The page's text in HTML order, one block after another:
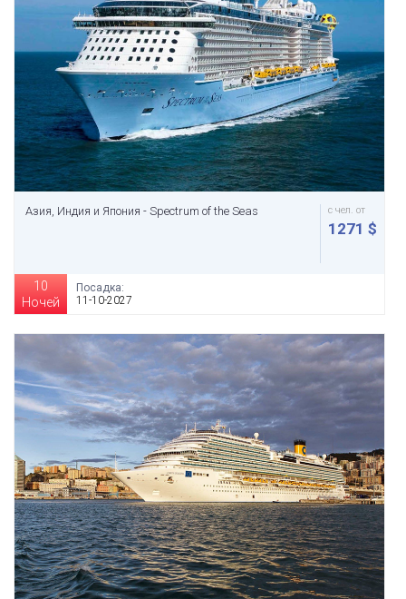
Азия, Индия и Япония - Spectrum of the Seas с чел. от
1271 $
10
Ночей
Посадка:
11-10-2027